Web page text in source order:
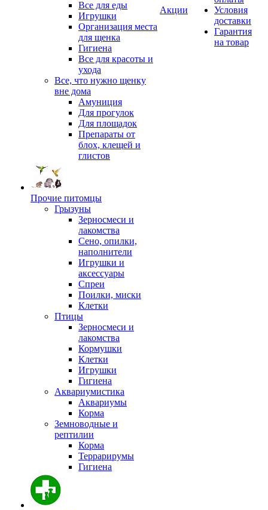
Все для еды
Игрушки
Организация места
для щенка
Гигиена
Все для красоты и
ухода
Все, что нужно щенку
вне дома
Амуниция
Для прогулок
Для площадок
Препараты от
блох, клещей и
глистов
Прочие питомцы
Грызуны
Зерносмеси и
лакомства
Сено, опилки,
наполнители
Игрушки и
аксессуары
Спреи
Поилки, миски
Клетки
Птицы
Зерносмеси и
лакомства
Кормушки
Клетки
Игрушки
Гигиена
Аквариумистика
Аквариумы
Корма
Земноводные и
рептилии
Корма
Террарирумы
Гигиена
Акции
Условия
доставки
Гарантия
на товар